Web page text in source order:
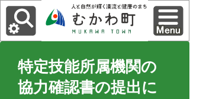
特定技能所属機関の
協力確認書の提出に